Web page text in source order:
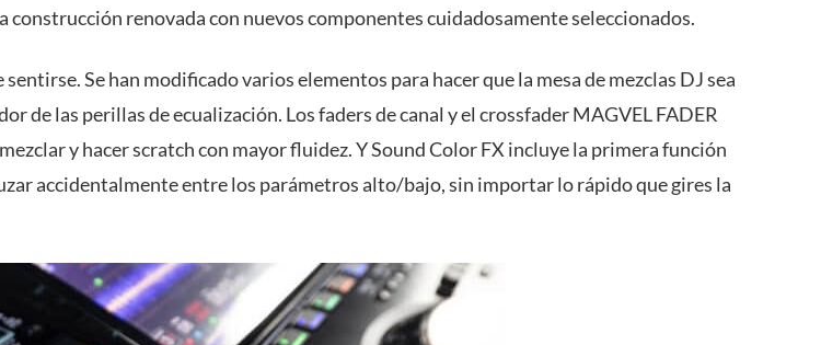
renovada con nuevos componentes cuidadosamente seleccionados.
Se han modificado varios elementos para hacer que la mesa de mezclas DJ sea
de las perillas de ecualización. Los faders de canal y el crossfader MAGVEL FADER
y hacer scratch con mayor fluidez. Y Sound Color FX incluye la primera función
accidentalmente entre los parámetros alto/bajo, sin importar lo rápido que gires la